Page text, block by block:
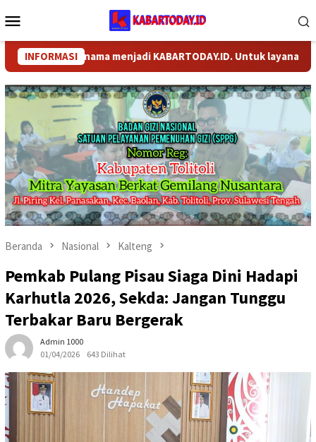
ke
Mobile
INFORMASI
berganti nama menjadi KABARTODAY.ID. Untuk layanan
Beranda Nasional Kalteng
Pemkab Pulang Pisau Siaga Dini Hadapi
Karhutla 2026, Sekda: Jangan Tunggu
Terbakar Baru Bergerak
Admin 1000
01/04/2026
643 Dilihat